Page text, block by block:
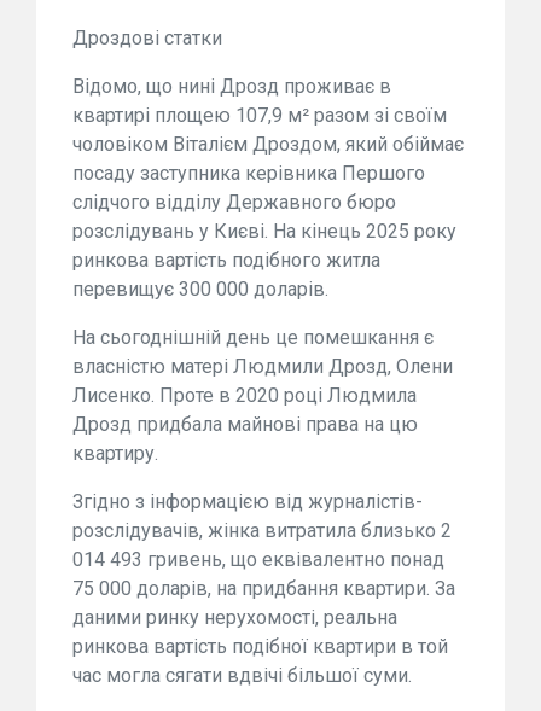
Дроздові статки
Відомо, що нині Дрозд проживає в
квартирі площею 107,9 м² разом зі своїм
чоловіком Віталієм Дроздом, який обіймає
посаду заступника керівника Першого
слідчого відділу Державного бюро
розслідувань у Києві. На кінець 2025 року
ринкова вартість подібного житла
перевищує 300 000 доларів.
На сьогоднішній день це помешкання є
власністю матері Людмили Дрозд, Олени
Лисенко. Проте в 2020 році Людмила
Дрозд придбала майнові права на цю
квартиру.
Згідно з інформацією від журналістів-
розслідувачів, жінка витратила близько 2
014 493 гривень, що еквівалентно понад
75 000 доларів, на придбання квартири. За
даними ринку нерухомості, реальна
ринкова вартість подібної квартири в той
час могла сягати вдвічі більшої суми.